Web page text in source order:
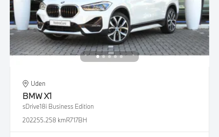
Uden
BMWX1
sDrive18i Business Edition
202255.258 kmR717BH